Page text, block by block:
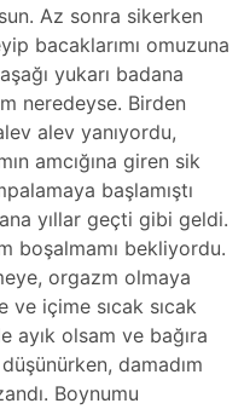
Az sonra sikerken
bacaklarımı omuzuna
yukarı badana
neredeyse. Birde­n
alev yanıyordu,
amcığına giren sik
başlamıştı
yıllar geçti gibi geldi.
boşalmamı bekliyordu.
orgaz­m olmaya
ve içime sıcak sıcak
ayık olsam ve bağıra
dama­dım
Boynumu